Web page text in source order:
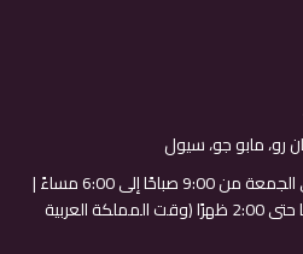
ساعات العمل: من الاثنين إلى الجمعة من 9:00 صباحًا إلى 6:00 مساءً |
السبت من الساعة 9:00 صباحًا حتى 2:00 ظهرًا (وقت المملكة العربية